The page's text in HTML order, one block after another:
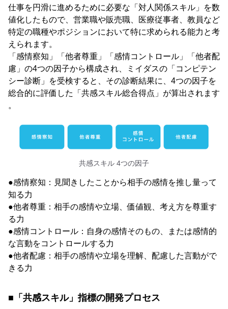
仕事を円滑に進めるために必要な「対⼈関係スキル」を数
値化したもので、営業職や販売職、医療従事者、教員など
特定の職種やポジションにおいて特に求められる能⼒と考
えられます。
「感情察知」「他者尊重」「感情コントロール」「他者配
慮」の4つの因⼦から構成され、ミイダスの「コンピテン
シー診断」を受検すると、その診断結果に、4つの因⼦を
総合的に評価した「共感スキル総合得点」が算出されます
。
共感スキル 4つの因子
●感情察知：⾒聞きしたことから相⼿の感情を推し量って
知る⼒
●他者尊重：相⼿の感情や⽴場、価値観、考え⽅を尊重す
る⼒
●感情コントロール：⾃⾝の感情そのもの、または感情的
な⾔動をコントロールする⼒
●他者配慮：相⼿の感情や⽴場を理解、配慮した⾔動がで
きる⼒
■「共感スキル」指標の開発プロセス